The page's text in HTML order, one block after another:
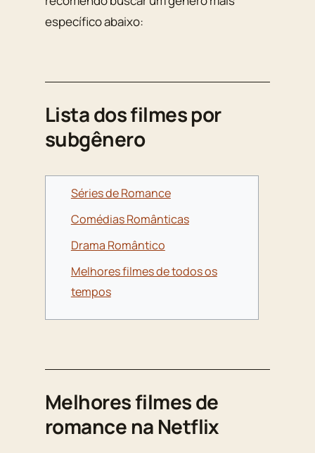
específico abaixo:
Lista dos filmes por
subgênero
Séries de Romance
Comédias Românticas
Drama Romântico
Melhores filmes de todos os
tempos
Melhores filmes de
romance na Netflix